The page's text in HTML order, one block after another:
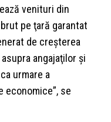
venituri din
pe ţară garantat
de creşterea
angajaţilor şi
urmare a
se